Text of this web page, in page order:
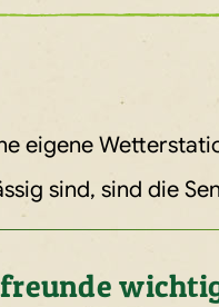
eigene
sind, sind die